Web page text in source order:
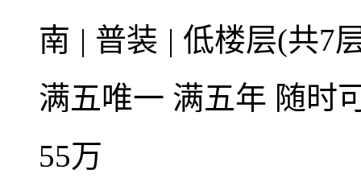
南 | 普装 | 低楼层(共7
满五唯一 满五年 随时
55万